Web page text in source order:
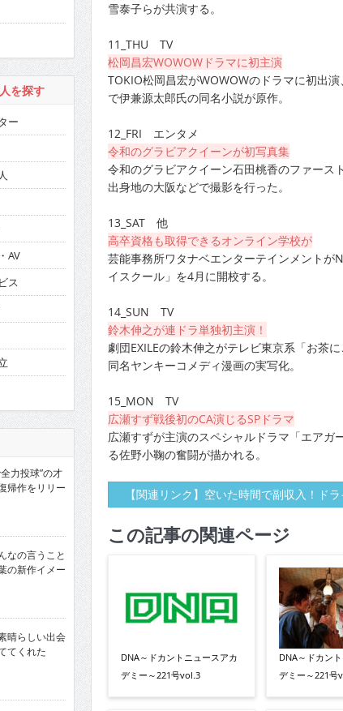
雪泰子らが共演する。
11_THU TV
松岡昌宏WOWOWドラマに初主演
TOKIO松岡昌宏がWOWOWのドラマに初出
で伊兼源太郎氏の同名小説が原作。
12_FRI エンタメ
令和のグラビアクイーンが初写真集
令和のグラビアクイーン石田桃香のファース
出身地の大阪などで撮影を行った。
13_SAT 他
高卒資格も取得できるオンライン学校が
芸能事務所ワタナベエンターテインメント
イスクール」を4月に開校する。
14_SUN TV
鈴木伸之が連ドラ単独初主演！
劇団EXILEの鈴木伸之がテレビ東京系「お茶
同名ヤンキーコメディ漫画の実写化。
15_MON TV
広瀬すず戦後初のCA演じるSPドラマ
広瀬すずが主演のスペシャルドラマ「エアガ
る佐野小鞠の奮闘が描かれる。
【関連リンク】空いた時間で副収入！ド
この記事の関連ページ
DNA～ドカントニュースアカ
デミー～221号vol.3
DNA～ドカン
デミー～221号
を探す
ー
AV
ス
力投球”の才
帰作をリリー
の言うこと
の新作イメー
晴らしい出会
てくれた